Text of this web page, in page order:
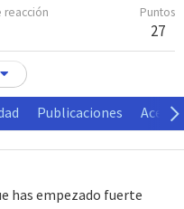
reacción Puntos
27
Publicaciones Acerca
has empezado fuerte